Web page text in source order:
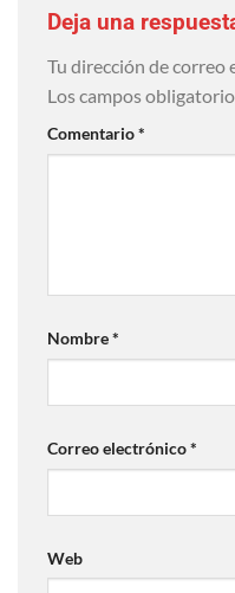
Deja una
Tu dirección de correo
Los campos
Comentario*
Nombre*
Correo electrónico*
Web